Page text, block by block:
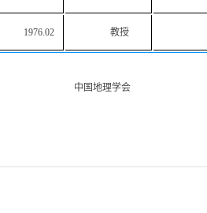
1976.02 教授
中国地理学会